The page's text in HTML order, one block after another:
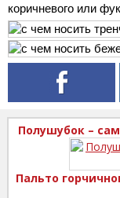
коричневого или
Полушубок –
Пальто